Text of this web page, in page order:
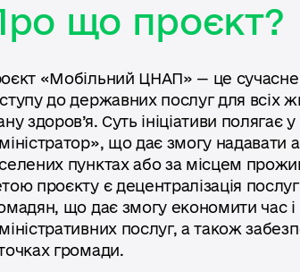
що проєкт?
«Мобільний ЦНАП» — це сучасне
до державних послуг для всіх
здоров’я. Суть ініціативи
що дає змогу надавати
пунктах або за місцем
проєкту є децентралізація
що дає змогу економити час
послуг, а також
громади.